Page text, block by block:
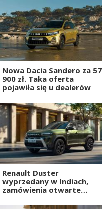
Nowa Dacia Sandero za 57
900 zł. Taka oferta
pojawiła się u dealerów
Renault Duster
wyprzedany w Indiach,
zamówienia otwarte